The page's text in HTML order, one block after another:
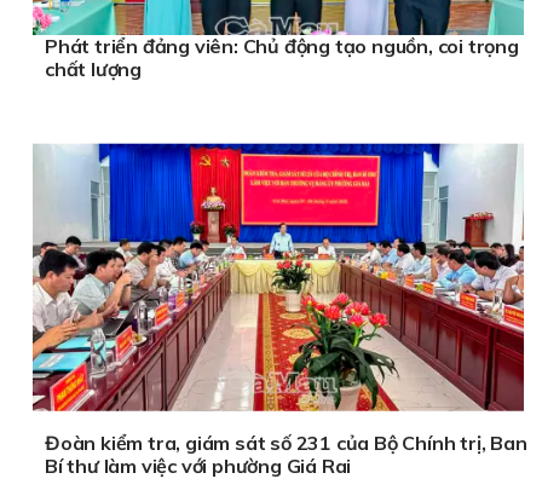
Phát triển đảng viên: Chủ động tạo nguồn, coi trọng
chất lượng
Đoàn kiểm tra, giám sát số 231 của Bộ Chính trị, Ban
Bí thư làm việc với phường Giá Rai